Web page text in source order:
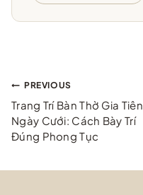
Điều
hướng
bài
viết
PREVIOUS
Trang Trí Bàn Thờ Gia Tiên
Ngày Cưới: Cách Bày Trí
Đúng Phong Tục